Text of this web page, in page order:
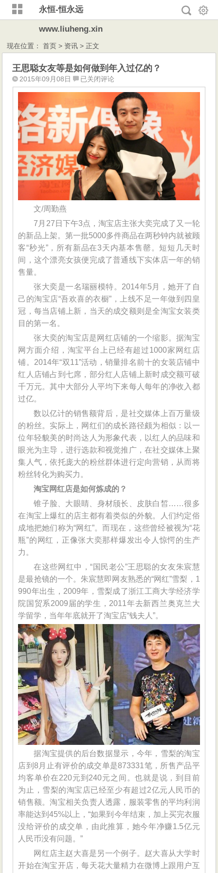
永恒-恒永远
www.liuheng.xin
现在位置：首页 > 资讯 > 正文
王思聪女友等是如何做到年入过亿的？
2015年09月08日
王
思
女
友
等
是
如
何
做
到
年
亿
的？
已关闭评论
文/周勤燕
7月27日下午3点，淘宝店主张大奕完成了又一轮
的新品上架。第一批5000多件商品在两秒钟内就被顾
客“秒光”，所有新品在3天内基本售罄。短短几天时
间，这个漂亮女孩便完成了普通线下实体店一年的销
售量。
张大奕是一名瑞丽模特。2014年5月，她开了自
己的淘宝店“吾欢喜的衣橱”，上线不足一年做到四皇
冠，每当店铺上新，当天的成交额则是全淘宝女装类
目的第一名。
张大奕的淘宝店是网红店铺的一个缩影。据淘宝
网方面介绍，淘宝平台上已经有超过1000家网红店
铺。2014年“双11”活动，销量排名前十的女装店铺中
红人店铺占到七席，部分红人店铺上新时成交额可破
千万元。其中大部分人平均下来每人每年的净收入都
过亿。
数以亿计的销售额背后，是社交媒体上百万量级
的粉丝。实际上，网红们的成长路径颇为相似：以一
位年轻貌美的时尚达人为形象代表，以红人的品味和
眼光为主导，进行选款和视觉推广，在社交媒体上聚
集人气，依托庞大的粉丝群体进行定向营销，从而将
粉丝转化为购买力。
淘宝网红店是如何炼成的？
锥子脸、大眼睛、身材颀长、皮肤白皙……很多
在淘宝上爆红的店主都有着类似的外貌。人们约定俗
成地把她们称为“网红”。而现在，这些曾经被视为“花
瓶”的网红，正像张大奕那样爆发出令人惊愕的生产
力。
在这些网红中，“国民老公”王思聪的女友朱宸慧
是最抢镜的一个。朱宸慧即网友熟悉的“网红”雪梨，1
990年出生，2009年，雪梨成了浙江工商大学经济学
院国贸系2009届的学生，2011年去新西兰奥克兰大
学留学，当年年底就开了淘宝店“钱夫人”。
据淘宝提供的后台数据显示，今年，雪梨的淘宝
店到8月止有评价的成交单是873331笔，所售产品平
均客单价在220元到240元之间。也就是说，到目前
为止，雪梨的淘宝店已经至少有超过2亿元人民币的
销售额。淘宝相关负责人透露，服装零售的平均利润
率能达到45%以上，“如果到今年结束，加上买完衣服
没给评价的成交单，由此推算，她今年净赚1.5亿元
人民币没有问题。”
网红店主赵大喜是另一个例子。赵大喜从大学时
开始在淘宝开店，每天花大量精力在微博上跟用户互